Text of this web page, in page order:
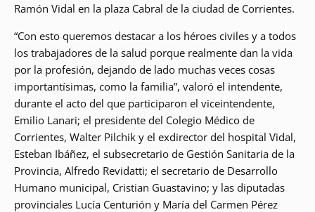
Ramón Vidal en la plaza Cabral de la ciudad de Corrientes.
“Con esto queremos destacar a los héroes civiles y a todos
los trabajadores de la salud porque realmente dan la vida
por la profesión, dejando de lado muchas veces cosas
importantísimas, como la familia”, valoró el intendente,
durante el acto del que participaron el viceintendente,
Emilio Lanari; el presidente del Colegio Médico de
Corrientes, Walter Pilchik y el exdirector del hospital Vidal,
Esteban Ibáñez, el subsecretario de Gestión Sanitaria de la
Provincia, Alfredo Revidatti; el secretario de Desarrollo
Humano municipal, Cristian Guastavino; y las diputadas
provinciales Lucía Centurión y María del Carmen Pérez